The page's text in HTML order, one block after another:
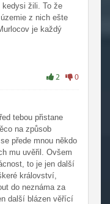
žili. To že
z nich ešte
je každý
ho mohli zastaviť.
pred
by ich možno
Kto bol teda
Zdá sa mi že
dobrú prácu keď mu
sú tiež zlí...
si vyberte a keď
si s vami robí
2 0
tebou přistane
na způsob
přede mnou někdo
mu uvěřil. Ovšem
to je jen další
království,
do neznáma za
další blázen věřící